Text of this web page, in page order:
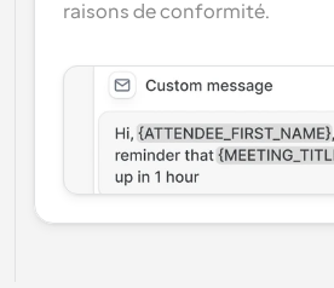
raisons de conformité.